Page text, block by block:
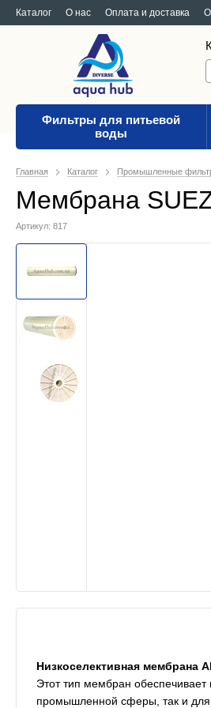
Каталог О нас Оплата и доставка
Фильтры для питьевой
воды
Главная Каталог Промышленные
Мембрана
Артикул: 817
Низкоселективная мембрана
Этот тип мембран обеспечивает
промышленной сферы, так и